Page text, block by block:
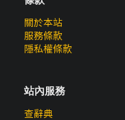
關於本站
服務條款
隱私權條款
站內服務
查辭典